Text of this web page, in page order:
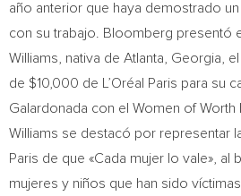
año anterior que haya demostrado
con su trabajo. Bloomberg presentó
Williams , nativa de Atlanta, Georgia ,
de $10,000 de L’Oréal Paris para su
Galardonada con el Women of Worth
Williams se destacó por representar
Paris de que «Cada mujer lo vale», al
mujeres y niños que han sido